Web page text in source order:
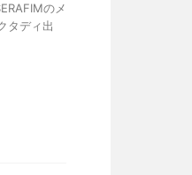
のメ
タディ出